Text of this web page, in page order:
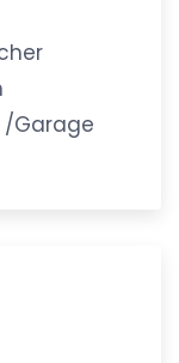
/Garage